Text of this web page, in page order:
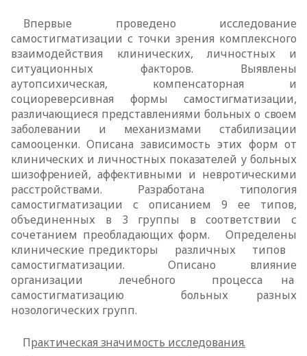
Впервые проведено исследование
самостигматизации с точки зрения комплексного
взаимодействия клинических, личностных и
ситуационных факторов. Выявлены
аутопсихическая, компенсаторная и
социореверсивная формы самостигматизации,
различающиеся представлениями больных о своем
заболевании и механизмами стабилизации
самооценки. Описана зависимость этих форм от
клинических и личностных показателей у больных
шизофренией, аффективными и невротическими
расстройствами. Разработана типология
самостигматизации с описанием 9 ее типов,
объединенных в 3 группы в соответствии с
сочетанием преобладающих форм. Определены
клинические предикторы различных типов
самостигматизации. Описано влияние
организации лечебного процесса на
самостигматизацию больных разных
нозологических групп.
Практическая значимость исследования.